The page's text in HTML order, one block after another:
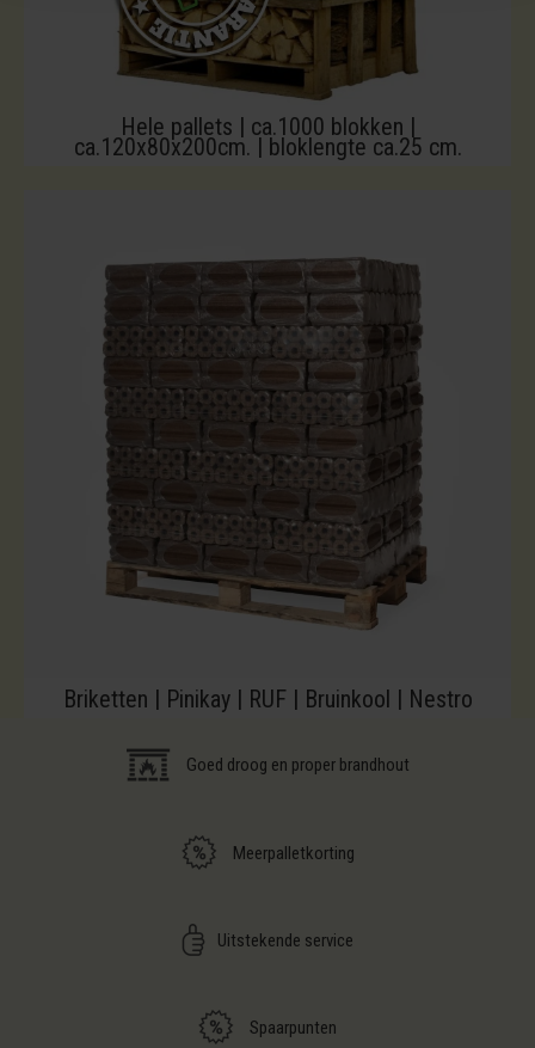
Hele pallets | ca.1000 blokken |
ca.120x80x200cm. | bloklengte ca.25 cm.
Briketten | Pinikay | RUF | Bruinkool | Nestro
Goed droog en proper brandhout
Meerpalletkorting
Uitstekende service
Spaarpunten